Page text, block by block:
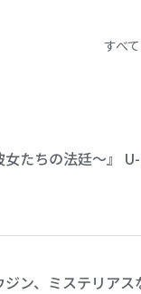
すべて
女たちの法廷～』
ジン、ミステリア